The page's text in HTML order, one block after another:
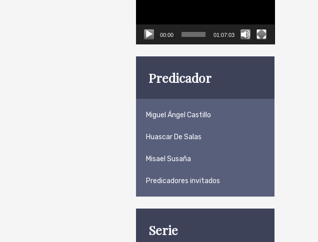
00:00 01:07:03
Predicador
Miguel Ángel Castillo
Huascar De Salas
Misael Susaña
Predicadores invitados
Serie